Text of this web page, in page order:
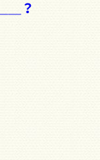
＿？